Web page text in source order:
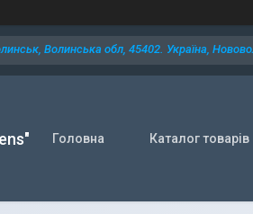
Волинська обл, 45402. Україна,
Головна Каталог товарів